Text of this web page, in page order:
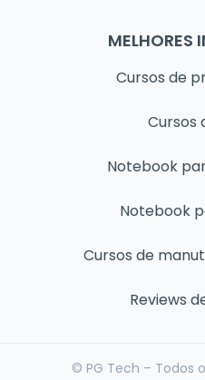
MELHORES
Cursos de
Cursos
Notebook
Notebook
Cursos de
Reviews
© PG Tech – Todos